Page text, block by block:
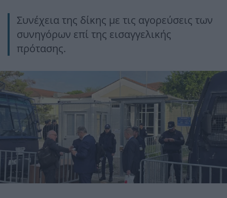
Συνέχεια της δίκης με τις αγορεύσεις των
συνηγόρων επί της εισαγγελικής
πρότασης.